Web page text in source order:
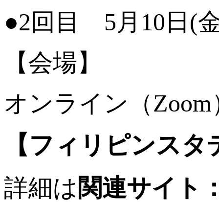
●2回目 5月10日(
【会場】
オンライン（Zoom
【フィリピンス
詳細は 関連サイト